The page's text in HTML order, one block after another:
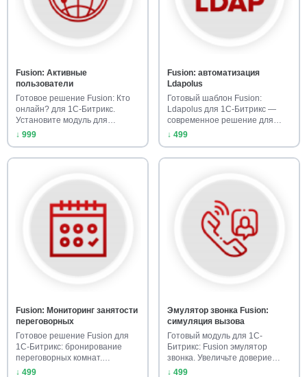
Fusion: Активные
пользователи
Готовое решение Fusion: Кто
онлайн? для 1С-Битрикс.
Установите модуль для
отобра…
↓ 999
Fusion: автоматизация
Ldapolus
Готовый шаблон Fusion:
Ldapolus для 1С-Битрикс —
современное решение для
корпора…
↓ 499
Fusion: Мониторинг занятости
переговорных
Готовое решение Fusion для
1С-Битрикс: бронирование
переговорных комнат.
Установ…
↓ 499
Эмулятор звонка Fusion:
симуляция вызова
Готовый модуль для 1С-
Битрикс: Fusion эмулятор
звонка. Увеличьте доверие
клиенто…
↓ 499